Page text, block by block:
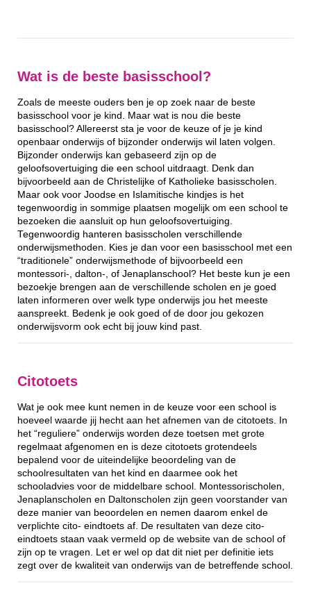
Wat is de beste basisschool?
Zoals de meeste ouders ben je op zoek naar de beste
basisschool voor je kind. Maar wat is nou die beste
basisschool? Allereerst sta je voor de keuze of je je kind
openbaar onderwijs of bijzonder onderwijs wil laten volgen.
Bijzonder onderwijs kan gebaseerd zijn op de
geloofsovertuiging die een school uitdraagt. Denk dan
bijvoorbeeld aan de Christelijke of Katholieke basisscholen.
Maar ook voor Joodse en Islamitische kindjes is het
tegenwoordig in sommige plaatsen mogelijk om een school te
bezoeken die aansluit op hun geloofsovertuiging.
Tegenwoordig hanteren basisscholen verschillende
onderwijsmethoden. Kies je dan voor een basisschool met een
“traditionele” onderwijsmethode of bijvoorbeeld een
montessori-, dalton-, of Jenaplanschool? Het beste kun je een
bezoekje brengen aan de verschillende scholen en je goed
laten informeren over welk type onderwijs jou het meeste
aanspreekt. Bedenk je ook goed of de door jou gekozen
onderwijsvorm ook echt bij jouw kind past.
Citotoets
Wat je ook mee kunt nemen in de keuze voor een school is
hoeveel waarde jij hecht aan het afnemen van de citotoets. In
het “reguliere” onderwijs worden deze toetsen met grote
regelmaat afgenomen en is deze citotoets grotendeels
bepalend voor de uiteindelijke beoordeling van de
schoolresultaten van het kind en daarmee ook het
schooladvies voor de middelbare school. Montessorischolen,
Jenaplanscholen en Daltonscholen zijn geen voorstander van
deze manier van beoordelen en nemen daarom enkel de
verplichte cito- eindtoets af. De resultaten van deze cito-
eindtoets staan vaak vermeld op de website van de school of
zijn op te vragen. Let er wel op dat dit niet per definitie iets
zegt over de kwaliteit van onderwijs van de betreffende school.